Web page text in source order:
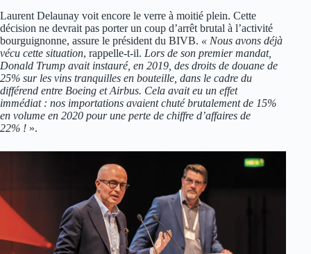
Laurent Delaunay voit encore le verre à moitié plein. Cette
décision ne devrait pas porter un coup d’arrêt brutal à l’activité
bourguignonne, assure le président du BIVB. « Nous avons déjà
vécu cette situation, rappelle-t-il. Lors de son premier mandat,
Donald Trump avait instauré, en 2019, des droits de douane de
25% sur les vins tranquilles en bouteille, dans le cadre du
différend entre Boeing et Airbus. Cela avait eu un effet
immédiat : nos importations avaient chuté brutalement de 15%
en volume en 2020 pour une perte de chiffre d’affaires de
22% ! ».